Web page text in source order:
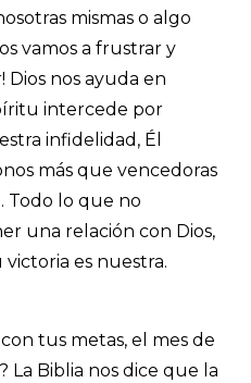
mismas o algo
vamos a frustrar y
Dios nos ayuda en
intercede por
infidelidad, Él
más que vencedoras
Todo lo que no
una relación con Dios,
victoria es nuestra.
tus metas, el mes de
La Biblia nos dice que la